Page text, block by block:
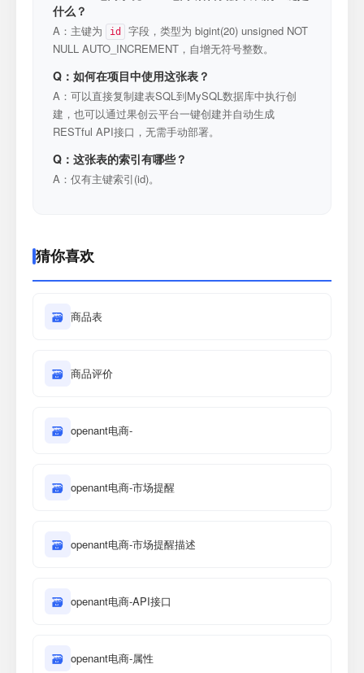
什么？
A：主键为 id
字段，类型为 bigint(20) unsigned NOT
NULL AUTO_INCREMENT，自增无符号整数。
Q：如何在项目中使用这张表？
A：可以直接复制建表SQL到MySQL数据库中执行创
建，也可以通过果创云平台一键创建并自动生成
RESTful API接口，无需手动部署。
Q：这张表的索引有哪些？
A：仅有主键索引(id)。
猜你喜欢
🗃 商品表
🗃 商品评价
🗃 openant电商-
🗃 openant电商-市场提醒
🗃 openant电商-市场提醒描述
🗃 openant电商-API接口
🗃 openant电商-属性